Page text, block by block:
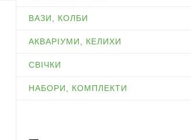
ВАЗИ, КОЛБИ
АКВАРІУМИ, КЕЛИХИ
СВІЧКИ
НАБОРИ, КОМПЛЕКТИ